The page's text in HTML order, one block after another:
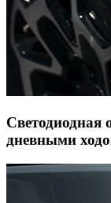
Светодиодная
дневными